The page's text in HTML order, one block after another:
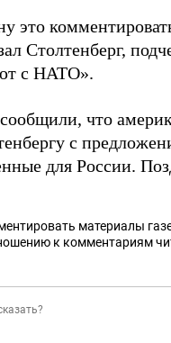
это
Столтенберг,
с НАТО».
что
с
для России.
материалы
к комментариям